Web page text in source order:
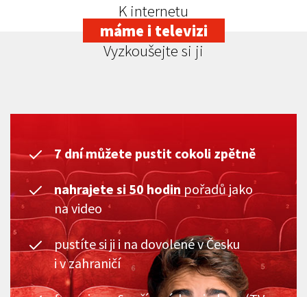
K internetu
máme i televizi
Vyzkoušejte si ji
7 dní můžete pustit cokoli zpětně
nahrajete si 50 hodin pořadů jako
na video
pustíte si ji i na dovolené v Česku
i v zahraničí